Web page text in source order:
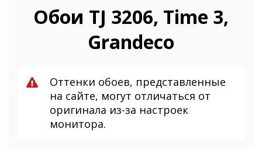
Обои TJ 3206, Time 3,
Grandeco
Оттенки обоев, представленные
на сайте, могут отличаться от
оригинала из-за настроек
монитора.